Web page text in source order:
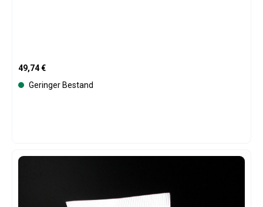
Regulärer Preis:
49,74 €
Geringer Bestand